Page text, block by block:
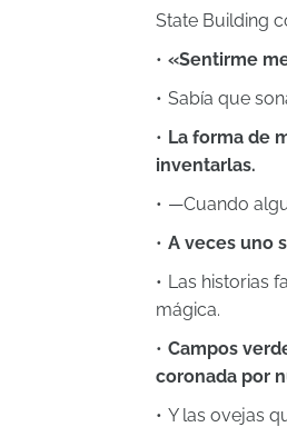
State Building
«Sentirme
Sabía que
La forma de
inventarlas.
—Cuando
A veces uno
Las historias
mágica.
Campos
coronada por
Y las ovejas